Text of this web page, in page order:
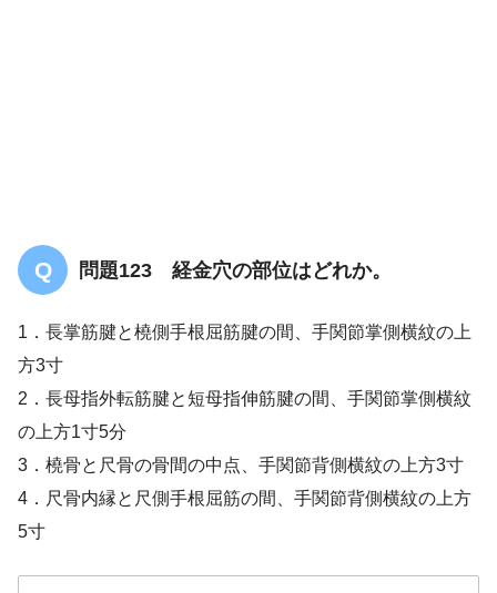
問題123 経金穴の部位はどれか。
1．長掌筋腱と橈側手根屈筋腱の間、手関節掌側横紋の上
方3寸
2．長母指外転筋腱と短母指伸筋腱の間、手関節掌側横紋
の上方1寸5分
3．橈骨と尺骨の骨間の中点、手関節背側横紋の上方3寸
4．尺骨内縁と尺側手根屈筋の間、手関節背側横紋の上方
5寸